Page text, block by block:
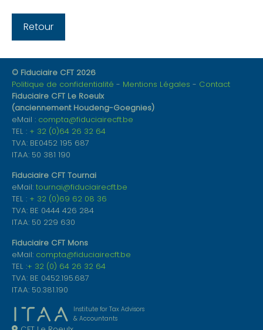
Retour
© Fiduciaire CFT 2026
Politique de confidentialité
Mentions Légales
Contact
Fiduciaire CFT Le Roeulx
(anciennement Houdeng-Goegnies)
eMail : compta@fiduciairecft.be
TEL : + 32 (0)64 26 32 64
TVA: BE0452 195 687
ITAA: 50 381 190
Fiduciaire CFT Tournai
eMail: tournai@fiduciairecft.be
TEL : + 32 (0)69 62 08 36
TVA: BE 0444 426 284
ITAA: 50 229 630
Fiduciaire CFT Mons
eMail: compta@fiduciairecft.be
TEL :+ 32 (0) 64 26 32 64
TVA: BE 0452.195.687
ITAA: 50.381.190
Institute for Tax Advisors
& Accountants